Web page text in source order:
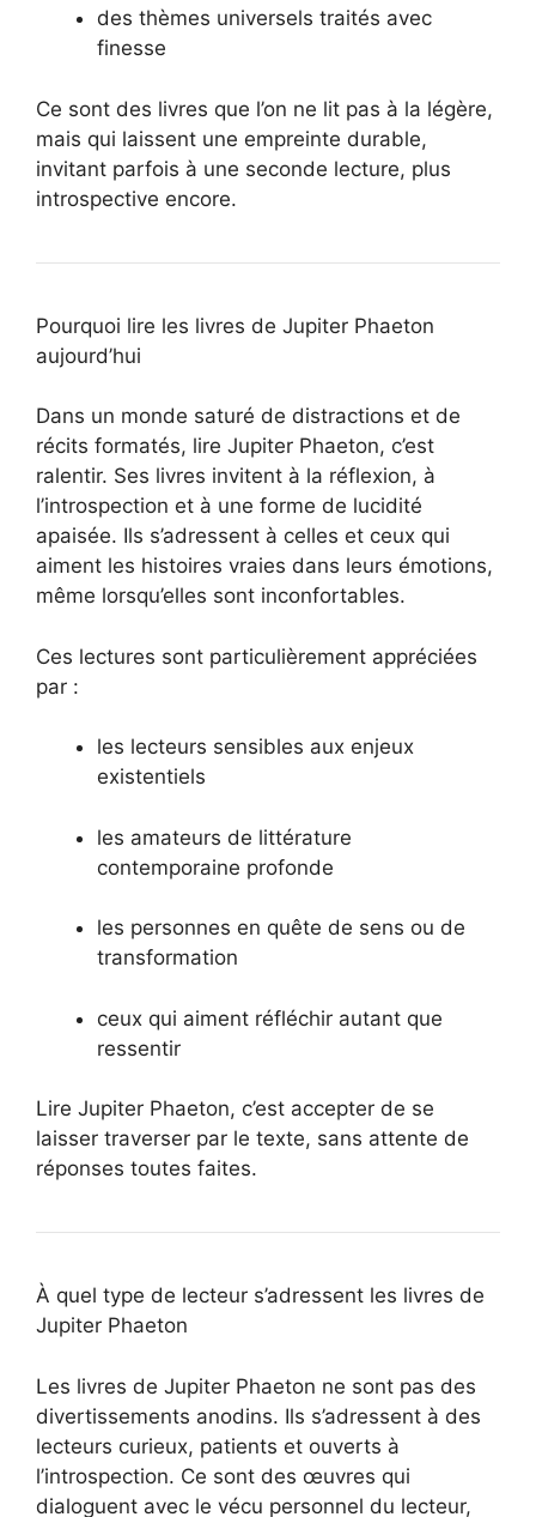
des thèmes universels traités avec
finesse
Ce sont des livres que l’on ne lit pas à la légère,
mais qui laissent une empreinte durable,
invitant parfois à une seconde lecture, plus
introspective encore.
Pourquoi lire les livres de Jupiter Phaeton
aujourd’hui
Dans un monde saturé de distractions et de
récits formatés, lire Jupiter Phaeton, c’est
ralentir. Ses livres invitent à la réflexion, à
l’introspection et à une forme de lucidité
apaisée. Ils s’adressent à celles et ceux qui
aiment les histoires vraies dans leurs émotions,
même lorsqu’elles sont inconfortables.
Ces lectures sont particulièrement appréciées
par :
les lecteurs sensibles aux enjeux
existentiels
les amateurs de littérature
contemporaine profonde
les personnes en quête de sens ou de
transformation
ceux qui aiment réfléchir autant que
ressentir
Lire Jupiter Phaeton, c’est accepter de se
laisser traverser par le texte, sans attente de
réponses toutes faites.
À quel type de lecteur s’adressent les livres de
Jupiter Phaeton
Les livres de Jupiter Phaeton ne sont pas des
divertissements anodins. Ils s’adressent à des
lecteurs curieux, patients et ouverts à
l’introspection. Ce sont des œuvres qui
dialoguent avec le vécu personnel du lecteur,